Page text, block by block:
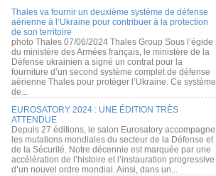
Thales va fournir un deuxième système de défense
aérienne à l’Ukraine pour contribuer à la protection
de son territoire
photo Thales 07/06/2024 Thales Group Sous l’égide
du ministère des Armées français, le ministère de la
Défense ukrainien a signé un contrat pour la
fourniture d’un second système complet de défense
aérienne Thales pour protéger l’Ukraine. Ce système
de...
EUROSATORY 2024 : UNE ÉDITION TRÈS
ATTENDUE
Depuis 27 éditions, le salon Eurosatory accompagne
les mutations mondiales du secteur de la Défense et
de la Sécurité. Notre décennie est marquée par une
accélération de l’histoire et l’instauration progressive
d’un nouvel ordre mondial. Ainsi, dans un...